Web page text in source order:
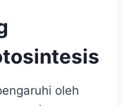
oleh